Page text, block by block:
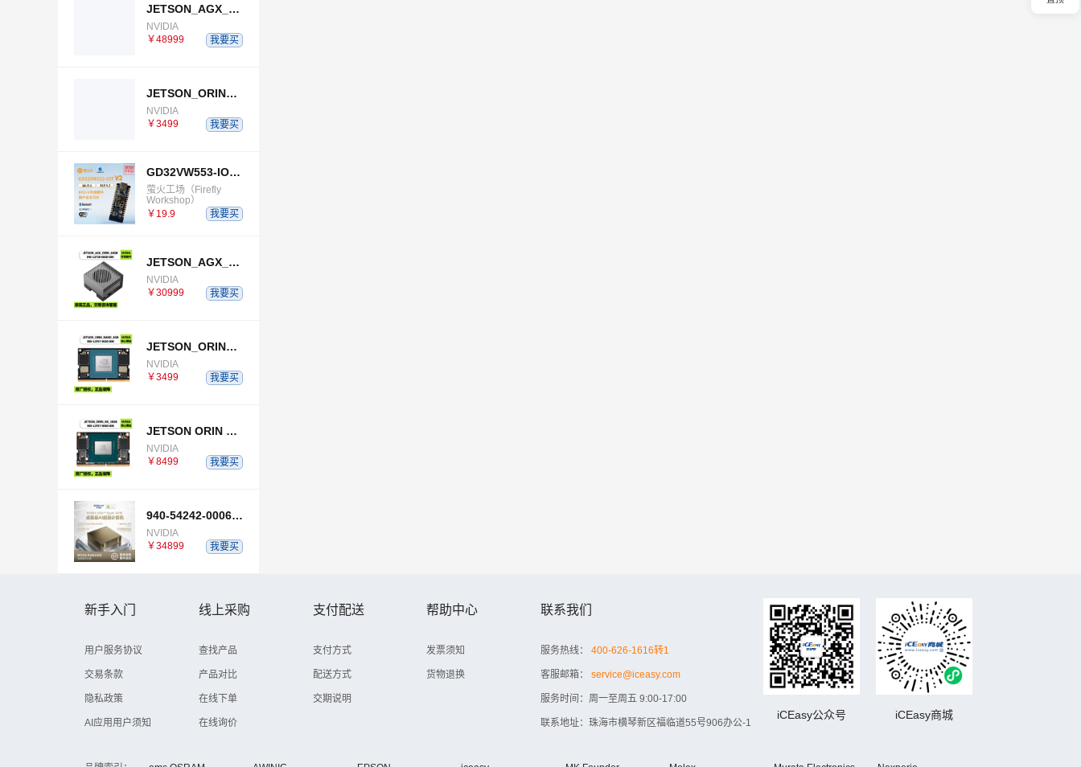
JETSON_AGX_THOR_DEVELOPER_KIT
NVIDIA
￥48999
我要买
JETSON_ORIN_NANO_SUPER_DEVELOPER_KIT
NVIDIA
￥3499
我要买
GD32VW553-IOT-V2
萤火工场（Firefly
Workshop）
￥19.9
我要买
JETSON_AGX_ORIN_64GB_DEVELOPER_KIT
NVIDIA
￥30999
我要买
JETSON_ORIN_NANO_8GB
NVIDIA
￥3499
我要买
JETSON ORIN NX 16GB
NVIDIA
￥8499
我要买
940-54242-0006-000
NVIDIA
￥34899
我要买
新手入门
用户服务协议
交易条款
隐私政策
AI应用用户须知
线上采购
查找产品
产品对比
在线下单
在线询价
支付配送
支付方式
配送方式
交期说明
帮助中心
发票须知
货物退换
联系我们
服务热线：400-626-1616转1
客服邮箱：service@iceasy.com
服务时间：周一至周五 9:00-17:00
联系地址：珠海市横琴新区福临道55号906办公-1
iCEasy公众号 iCEasy商城